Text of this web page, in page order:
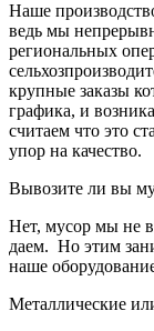
Наше
ведь мы
региональных
крупные заказы
графика, и
считаем что это
упор на качество.
Вывозите ли вы
Нет, мусор мы не
даем. Но этим
наше
Металлические